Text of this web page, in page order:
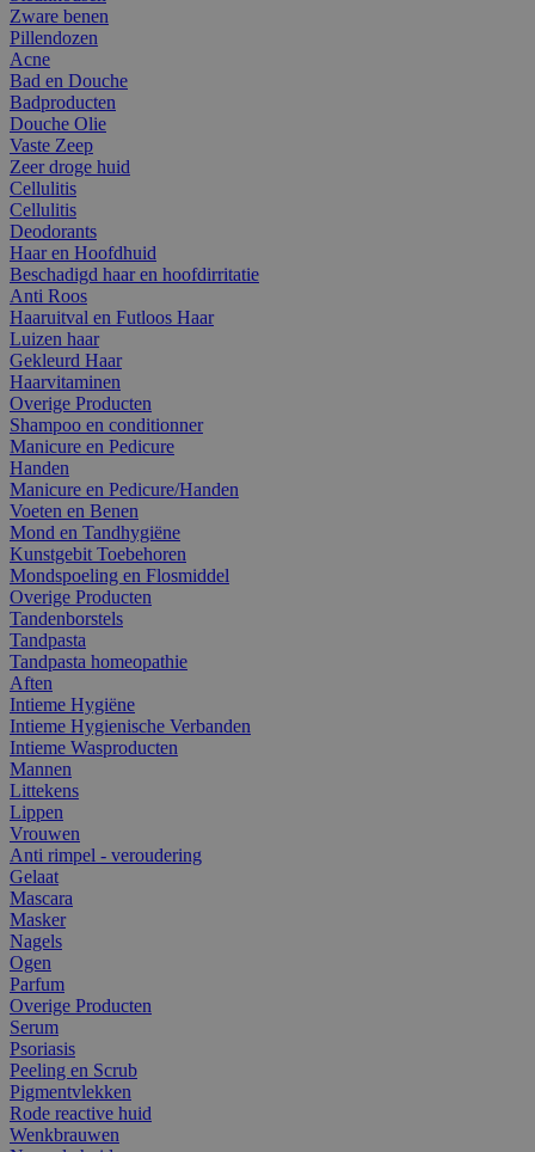
Zware benen
Pillendozen
Acne
Bad en Douche
Badproducten
Douche Olie
Vaste Zeep
Zeer droge huid
Cellulitis
Cellulitis
Deodorants
Haar en Hoofdhuid
Beschadigd haar en hoofdirritatie
Anti Roos
Haaruitval en Futloos Haar
Luizen haar
Gekleurd Haar
Haarvitaminen
Overige Producten
Shampoo en conditionner
Manicure en Pedicure
Handen
Manicure en Pedicure/Handen
Voeten en Benen
Mond en Tandhygiëne
Kunstgebit Toebehoren
Mondspoeling en Flosmiddel
Overige Producten
Tandenborstels
Tandpasta
Tandpasta homeopathie
Aften
Intieme Hygiëne
Intieme Hygienische Verbanden
Intieme Wasproducten
Mannen
Littekens
Lippen
Vrouwen
Anti rimpel - veroudering
Gelaat
Mascara
Masker
Nagels
Ogen
Parfum
Overige Producten
Serum
Psoriasis
Peeling en Scrub
Pigmentvlekken
Rode reactive huid
Wenkbrauwen